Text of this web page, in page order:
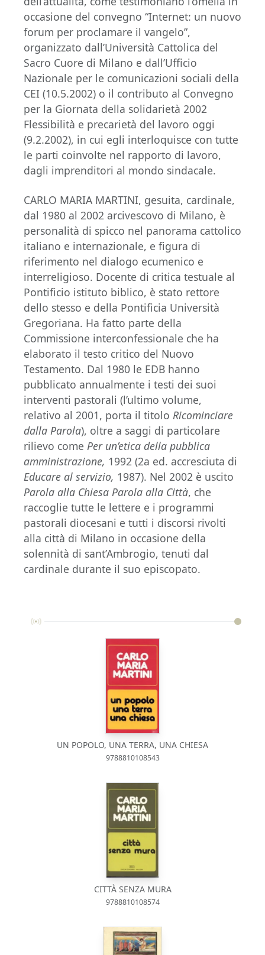
occasione del convegno “Internet: un nuovo
forum per proclamare il vangelo”,
organizzato dall’Università Cattolica del
Sacro Cuore di Milano e dall’Ufficio
Nazionale per le comunicazioni sociali della
CEI (10.5.2002) o il contributo al Convegno
per la Giornata della solidarietà 2002
Flessibilità e precarietà del lavoro oggi
(9.2.2002), in cui egli interloquisce con tutte
le parti coinvolte nel rapporto di lavoro,
dagli imprenditori al mondo sindacale.
CARLO MARIA MARTINI, gesuita, cardinale,
dal 1980 al 2002 arcivescovo di Milano, è
personalità di spicco nel panorama cattolico
italiano e internazionale, e figura di
riferimento nel dialogo ecumenico e
interreligioso. Docente di critica testuale al
Pontificio istituto biblico, è stato rettore
dello stesso e della Pontificia Università
Gregoriana. Ha fatto parte della
Commissione interconfessionale che ha
elaborato il testo critico del Nuovo
Testamento. Dal 1980 le EDB hanno
pubblicato annualmente i testi dei suoi
interventi pastorali (l’ultimo volume,
relativo al 2001, porta il titolo Ricominciare
dalla Parola), oltre a saggi di particolare
rilievo come Per un’etica della pubblica
amministrazione, 1992 (2a ed. accresciuta di
Educare al servizio, 1987). Nel 2002 è uscito
Parola alla Chiesa Parola alla Città, che
raccoglie tutte le lettere e i programmi
pastorali diocesani e tutti i discorsi rivolti
alla città di Milano in occasione della
solennità di sant’Ambrogio, tenuti dal
cardinale durante il suo episcopato.
UN POPOLO, UNA TERRA, UNA CHIESA
9788810108543
CITTÀ SENZA MURA
9788810108574